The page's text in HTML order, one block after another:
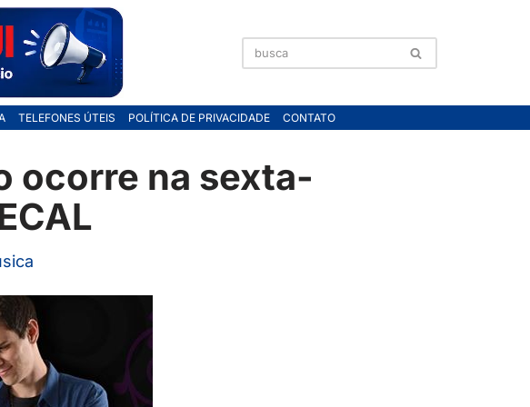
TELEFONES ÚTEIS POLÍTICA DE PRIVACIDADE CONTATO
ocorre na sexta-